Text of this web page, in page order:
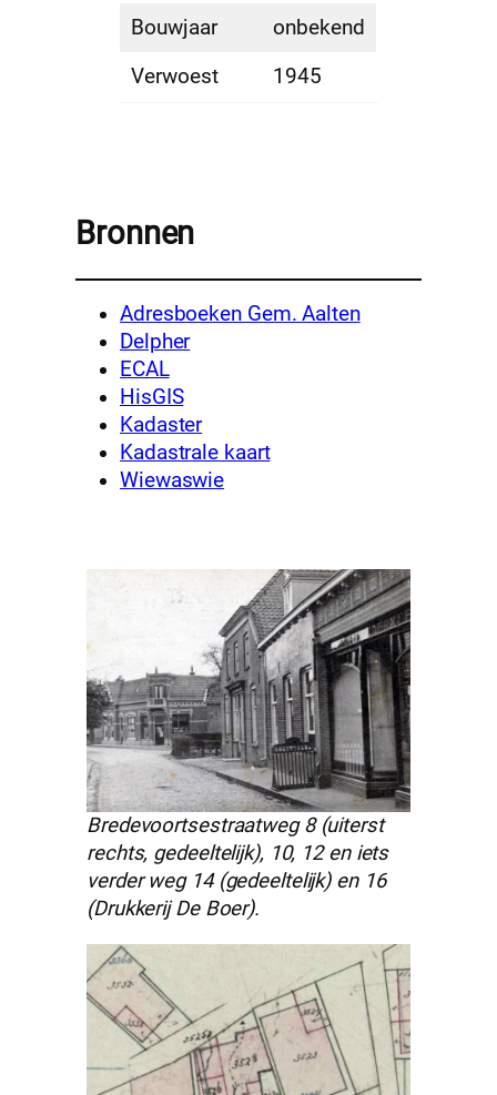
Bouwjaar
onbekend
Verwoest
1945
Bronnen
Adresboeken Gem. Aalten
Delpher
ECAL
HisGIS
Kadaster
Kadastrale kaart
Wiewaswie
Bredevoortsestraatweg 8 (uiterst
rechts, gedeeltelijk), 10, 12 en iets
verder weg 14 (gedeeltelijk) en 16
(Drukkerij De Boer).